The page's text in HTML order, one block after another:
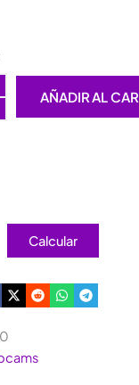
AÑADIR AL
Calcular